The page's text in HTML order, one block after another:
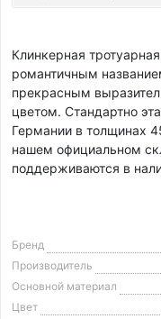
Клинкерная
романтичным
прекрасным
цветом. Стандартно
Германии в толщинах
нашем официальном
поддерживаются в
Бренд
Производитель
Основной материал
Цвет